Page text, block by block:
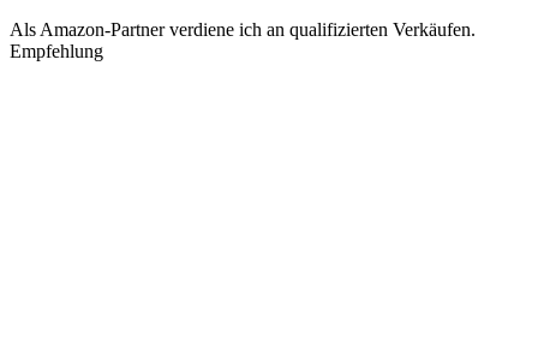
Als Amazon-Partner verdiene ich an qualifizierten Verkäufen.
Empfehlung